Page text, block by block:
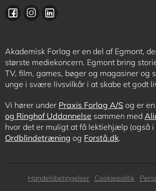
Akademisk Forlag er en del af Egmont,
største mediekoncern. Egmont bring
TV, film, games, bøger og magasiner og
unge i svære livsvilkår i at skabe et godt
Vi hører under Praxis Forlag A/S og er
og Ringhof Uddannelse sammen med
hvor det er muligt at få lektiehjælp (også i
Ordblindetræning og Forstå.dk.
Subfooter
Handelsbetingelser Cookiepolitik